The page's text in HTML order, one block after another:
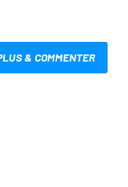
& COMMENTER